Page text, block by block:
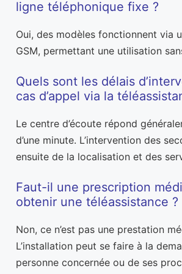
ligne téléphonique fixe ?
Oui, des modèles fonctionnent via
GSM, permettant une utilisation
Quels sont les délais
cas d’appel via la
Le centre d’écoute répond
d’une minute. L’intervention des
ensuite de la localisation et des
Faut-il une prescription
obtenir une téléassistance ?
Non, ce n’est pas une prestation
L’installation peut se faire à la
personne concernée ou de ses